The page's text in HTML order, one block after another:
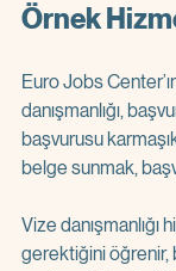
Örnek
Euro Jobs
danışmanlığı,
başvurusu
belge sunmak,
Vize
gerektiğini öğrenir,